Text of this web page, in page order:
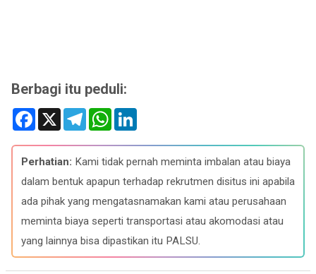
Berbagi itu peduli:
F
e
b
o
o
X
T
e
e
g
r
a
W
t
s
A
p
k
e
d
I
Perhatian: Kami tidak pernah meminta imbalan atau biaya
dalam bentuk apapun terhadap rekrutmen disitus ini apabila
ada pihak yang mengatasnamakan kami atau perusahaan
meminta biaya seperti transportasi atau akomodasi atau
yang lainnya bisa dipastikan itu PALSU.